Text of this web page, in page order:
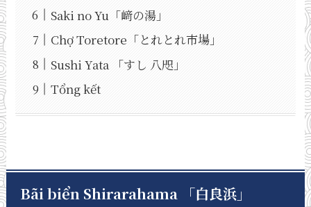
Saki no Yu「﨑の湯」
Chợ Toretore「とれとれ市場」
Sushi Yata 「すし 八咫」
Tổng kết
Bãi biển Shirarahama 「白良浜」